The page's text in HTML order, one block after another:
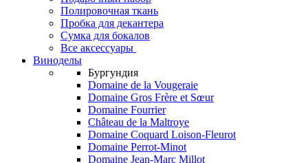
Полировочная ткань
Пробка для декантера
Сумка для бокалов
Все аксессуары
Виноделы
Бургундия
Domaine de la Vougeraie
Domaine Gros Frère et Sœur
Domaine Fourrier
Château de la Maltroye
Domaine Coquard Loison-Fleurot
Domaine Perrot-Minot
Domaine Jean-Marc Millot